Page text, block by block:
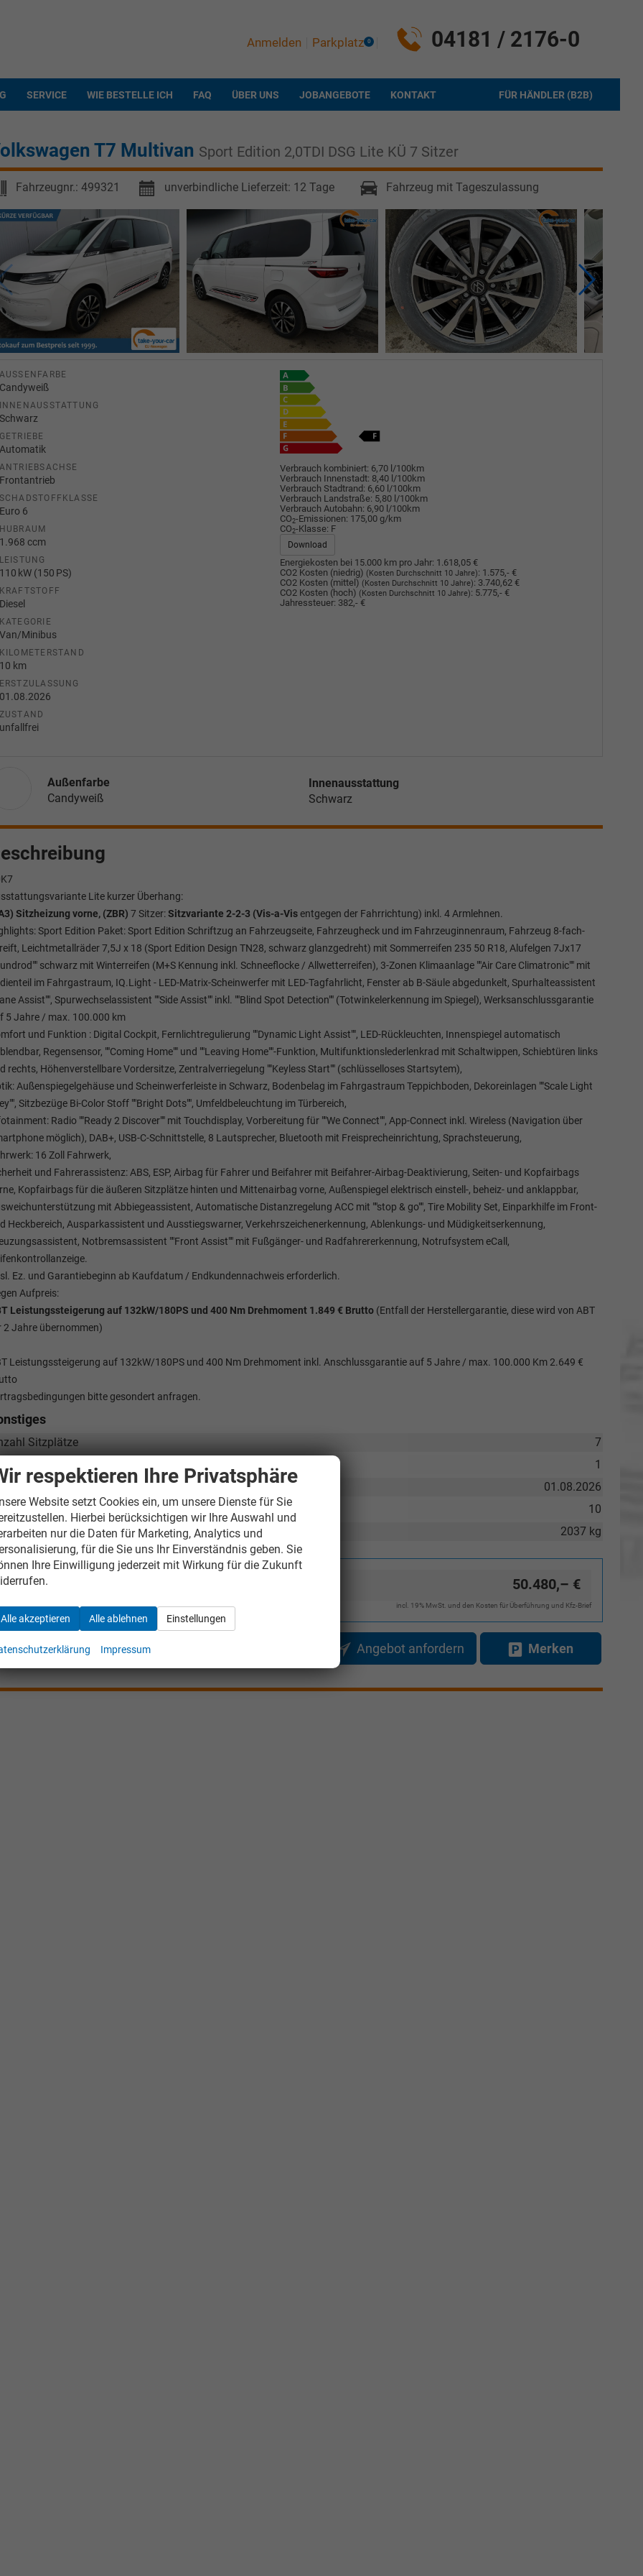
04181 / 2176-0
Anmelden Parkplatz 0
SERVICE WIE BESTELLE ICH FAQ ÜBER UNS JOBANGEBOTE FÜR HÄNDLER (B2B)
KONTAKT
T7 Multivan Sport Edition 2,0TDI DSG Lite KÜ 7 Sitzer
Fahrzeugnr.: 499321 unverbindliche Lieferzeit: 12 Tage Fahrzeug mit Tageszulassung
AUSSENFARBE
Candyweiß
INNENAUSSTATTUNG
Schwarz
GETRIEBE
Automatik
ANTRIEBSACHSE
Frontantrieb
SCHADSTOFFKLASSE
Euro 6
HUBRAUM
1.968 ccm
LEISTUNG
110 kW (150 PS)
KRAFTSTOFF
Diesel
KATEGORIE
Van/Minibus
KILOMETERSTAND
10 km
ERSTZULASSUNG
01.08.2026
ZUSTAND
unfallfrei
Verbrauch kombiniert: 6,70 l/100km
Verbrauch Innenstadt: 8,40 l/100km
Verbrauch Stadtrand: 6,60 l/100km
Verbrauch Landstraße: 5,80 l/100km
Verbrauch Autobahn: 6,90 l/100km
CO2-Emissionen: 175,00 g/km
CO2-Klasse: F
Download
Energiekosten bei 15.000 km pro Jahr: 1.618,05 €
CO2 Kosten (niedrig) (Kosten Durchschnitt 10 Jahre): 1.575,- €
CO2 Kosten (mittel) (Kosten Durchschnitt 10 Jahre): 3.740,62 €
CO2 Kosten (hoch) (Kosten Durchschnitt 10 Jahre): 5.775,- €
Jahressteuer: 382,- €
Außenfarbe
Candyweiß
Innenausstattung
Schwarz
Lite kurzer Überhang:
Sitzheizung vorne, (ZBR) 7 Sitzer:Sitzvariante 2-2-3 (Vis-a-Visentgegen der Fahrrichtung) inkl. 4 Armlehnen.
Sport Edition Paket: Sport Edition Schriftzug an Fahrzeugseite, Fahrzeugheck und im Fahrzeuginnenraum, Fahrzeug 8-fach-
Leichtmetallräder 7,5J x 18 (Sport Edition Design TN28, schwarz glanzgedreht) mit Sommerreifen 235 50 R18, Alufelgen 7Jx17
schwarz mit Winterreifen (M+S Kennung inkl. Schneeflocke / Allwetterreifen), 3-Zonen Klimaanlage ""Air Care Climatronic"" mit
im Fahrgastraum, IQ.Light - LED-Matrix-Scheinwerfer mit LED-Tagfahrlicht, Fenster ab B-Säule abgedunkelt, Spurhalteassistent
Assist"", Spurwechselassistent ""Side Assist"" inkl. ""Blind Spot Detection"" (Totwinkelerkennung im Spiegel), Werksanschlussgarantie
5 Jahre / max. 100.000 km
und Funktion : Digital Cockpit, Fernlichtregulierung ""Dynamic Light Assist"", LED-Rückleuchten, Innenspiegel automatisch
Regensensor, ""Coming Home"" und ""Leaving Home""-Funktion, Multifunktionslederlenkrad mit Schaltwippen, Schiebtüren links
rechts, Höhenverstellbare Vordersitze, Zentralverriegelung ""Keyless Start"" (schlüsselloses Startsytem),
Außenspiegelgehäuse und Scheinwerferleiste in Schwarz, Bodenbelag im Fahrgastraum Teppichboden, Dekoreinlagen ""Scale Light
Sitzbezüge Bi-Color Stoff ""Bright Dots"", Umfeldbeleuchtung im Türbereich,
Radio ""Ready 2 Discover"" mit Touchdisplay, Vorbereitung für ""We Connect"", App-Connect inkl. Wireless (Navigation über
möglich), DAB+, USB-C-Schnittstelle, 8 Lautsprecher, Bluetooth mit Freisprecheinrichtung, Sprachsteuerung,
16 Zoll Fahrwerk,
und Fahrerassistenz: ABS, ESP, Airbag für Fahrer und Beifahrer mit Beifahrer-Airbag-Deaktivierung, Seiten- und Kopfairbags
Kopfairbags für die äußeren Sitzplätze hinten und Mittenairbag vorne, Außenspiegel elektrisch einstell-, beheiz- und anklappbar,
mit Abbiegeassistent, Automatische Distanzregelung ACC mit ""stop & go"", Tire Mobility Set, Einparkhilfe im Front-
Heckbereich, Ausparkassistent und Ausstiegswarner, Verkehrszeichenerkennung, Ablenkungs- und Müdigkeitserkennung,
Notbremsassistent ""Front Assist"" mit Fußgänger- und Radfahrererkennung, Notrufsystem eCall,
Ez. und Garantiebeginn ab Kaufdatum / Endkundennachweis erforderlich.
Aufpreis:
Leistungssteigerung auf 132kW/180PS und 400 Nm Drehmoment 1.849 € Brutto(Entfall der Herstellergarantie, diese wird von ABT
2 Jahre übernommen)
Leistungssteigerung auf 132kW/180PS und 400 Nm Drehmoment inkl. Anschlussgarantie auf 5 Jahre / max. 100.000 Km 2.649 €
bitte gesondert anfragen.
7
Sitzplätze
1
Vorbesitzer
01.08.2026
10
2037 kg
Gesamtpreis 50.480,– €
incl. 19% MwSt. und den Kosten für Überführung und Kfz-Brief
Angebot anfordern Merken
respektieren Ihre Privatsphäre
Website setzt Cookies ein, um unsere Dienste für Sie
Hierbei berücksichtigen wir Ihre Auswahl und
nur die Daten für Marketing, Analytics und
für die Sie uns Ihr Einverständnis geben. Sie
Ihre Einwilligung jederzeit mit Wirkung für die Zukunft
Alle akzeptieren Alle ablehnen Einstellungen
Impressum